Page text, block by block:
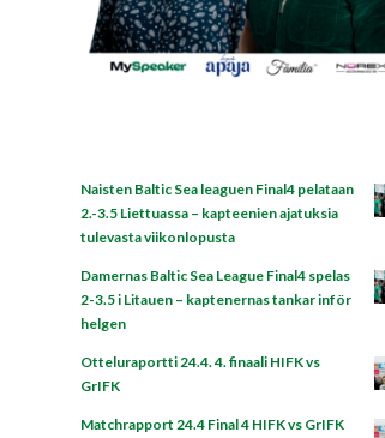
Naisten Baltic Sea leaguen Final4 pelataan
2.-3.5 Liettuassa – kapteenien ajatuksia
tulevasta viikonlopusta
Damernas Baltic Sea League Final4 spelas
2-3.5 i Litauen – kaptenernas tankar inför
helgen
Otteluraportti 24.4. 4. finaali HIFK vs
GrIFK
Matchrapport 24.4 Final 4 HIFK vs GrIFK